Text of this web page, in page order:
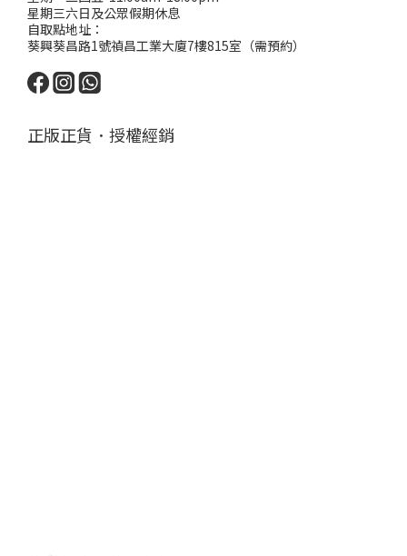
星期三六日及公眾假期休息
自取點地址：
葵興葵昌路1號禎昌工業大廈7樓815室（需預約）
正版正貨．授權經銷